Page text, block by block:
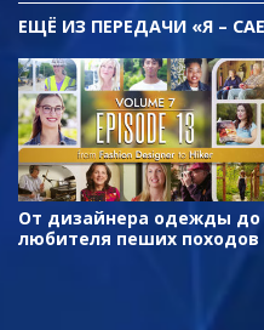
ЕЩЁ ИЗ ПЕРЕДАЧИ «Я –
От дизайнера одежды до
любителя пеших походов